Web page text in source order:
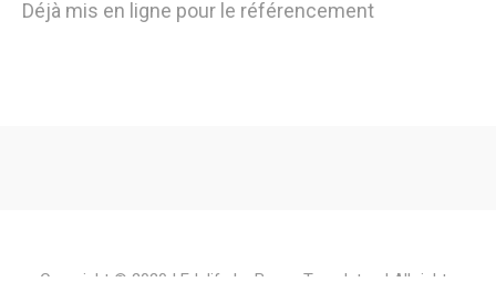
Déjà mis en ligne pour le référencement
Copyright © 2020 | Edulife by Bunny Templates
| All rights